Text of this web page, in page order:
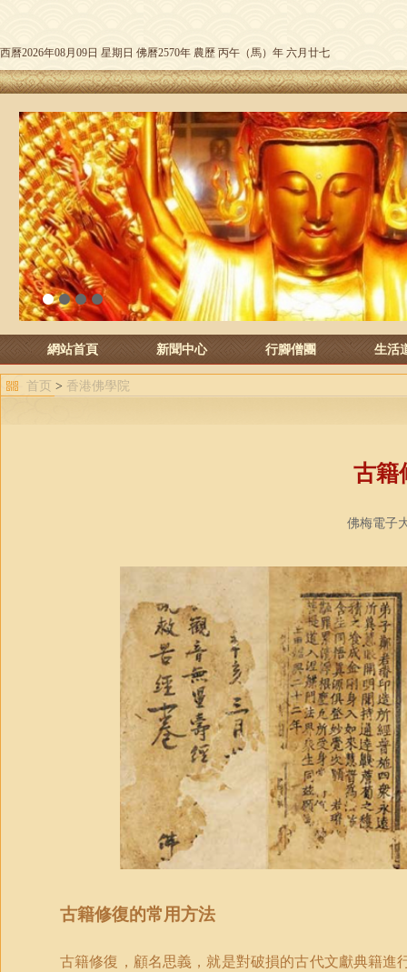
西曆2026年08月09日 星期日 佛曆2570年 農歷 丙午（馬）年 六月廿七
1 2 3 4
網站首頁 新聞中心 行腳僧團 生活
首页 > 香港佛學院
古籍
佛梅電子
古籍修復的常用方法
古籍修復，顧名思義，就是對破損的古代文獻典籍